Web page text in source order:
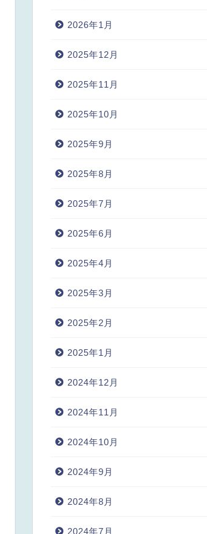
2026年1月
2025年12月
2025年11月
2025年10月
2025年9月
2025年8月
2025年7月
2025年6月
2025年4月
2025年3月
2025年2月
2025年1月
2024年12月
2024年11月
2024年10月
2024年9月
2024年8月
2024年7月